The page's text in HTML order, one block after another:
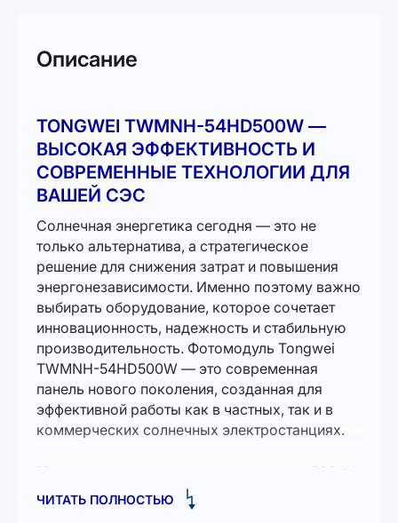
Описание
TONGWEI TWMNH-54HD500W —
ВЫСОКАЯ ЭФФЕКТИВНОСТЬ И
СОВРЕМЕННЫЕ ТЕХНОЛОГИИ ДЛЯ
ВАШЕЙ СЭС
Солнечная энергетика сегодня — это не
только альтернатива, а стратегическое
решение для снижения затрат и повышения
энергонезависимости. Именно поэтому важно
выбирать оборудование, которое сочетает
инновационность, надежность и стабильную
производительность. Фотомодуль Tongwei
TWMNH-54HD500W — это современная
панель нового поколения, созданная для
эффективной работы как в частных, так и в
коммерческих солнечных электростанциях.
и высокий коэффициент эффективности более
22%, что обеспечивает стабильную генерацию
ЧИТАТЬ ПОЛНОСТЬЮ